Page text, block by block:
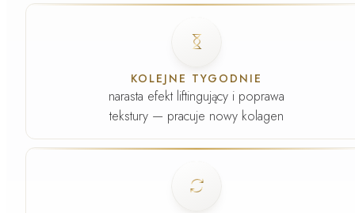
KOLEJNE TYGODNIE
narasta efekt liftingujący i poprawa
tekstury — pracuje nowy kolagen